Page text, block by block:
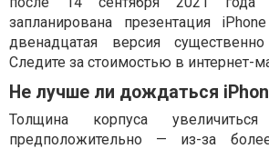
запланирована презентация
двенадцатая версия
Следите за стоимостью в интернет-
Не лучше ли дождаться
Толщина корпуса
предположительно — из-за